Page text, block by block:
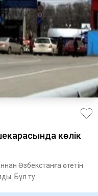
көлік
Өзбекстанға өтетін
Бұл ту